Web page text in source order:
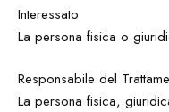
Interessato
La persona fisica o
Responsabile del
La persona fisica,